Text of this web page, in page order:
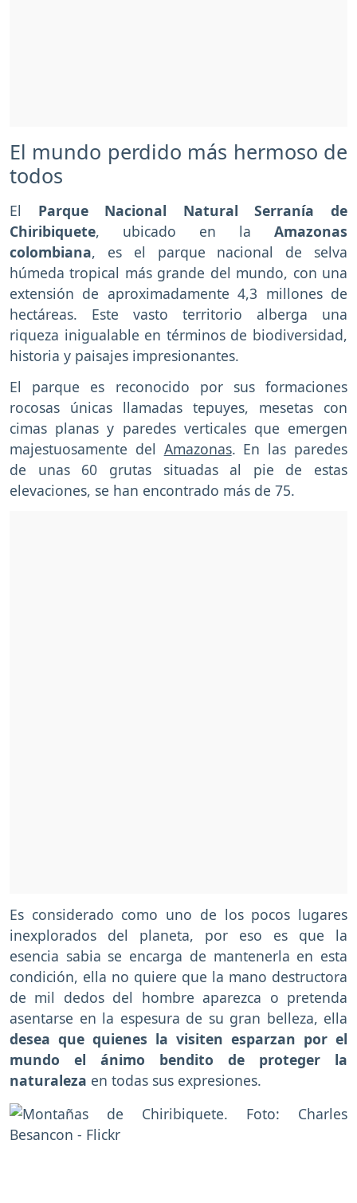
El mundo perdido más hermoso de
todos
El Parque Nacional Natural Serranía de
Chiribiquete, ubicado en la Amazonas
colombiana, es el parque nacional de selva
húmeda tropical más grande del mundo, con una
extensión de aproximadamente 4,3 millones de
hectáreas. Este vasto territorio alberga una
riqueza inigualable en términos de biodiversidad,
historia y paisajes impresionantes.
El parque es reconocido por sus formaciones
rocosas únicas llamadas tepuyes, mesetas con
cimas planas y paredes verticales que emergen
majestuosamente del Amazonas. En las paredes
de unas 60 grutas situadas al pie de estas
elevaciones, se han encontrado más de 75.
Es considerado como uno de los pocos lugares
inexplorados del planeta, por eso es que la
esencia sabia se encarga de mantenerla en esta
condición, ella no quiere que la mano destructora
de mil dedos del hombre aparezca o pretenda
asentarse en la espesura de su gran belleza, ella
desea que quienes la visiten esparzan por el
mundo el ánimo bendito de proteger la
naturaleza en todas sus expresiones.